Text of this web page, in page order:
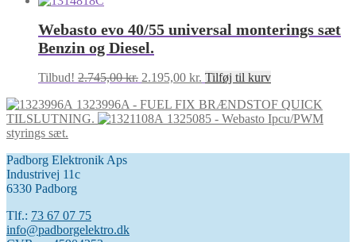
Webasto evo 40/55 universal monterings sæt
Benzin og Diesel.
Tilbud! 2.745,00kr. Den
pris
var:
2.195,00 kr. Den
pris
er:
Tilføj til kurv
1323996A - FUEL FIX BRÆNDSTOF QUICK
TILSLUTNING.
1325085 - Webasto Ipcu/PWM
styrings sæt.
Padborg Elektronik Aps
Industrivej 11c
6330 Padborg
Tlf.: 73 67 07 75
info@padborgelektro.dk